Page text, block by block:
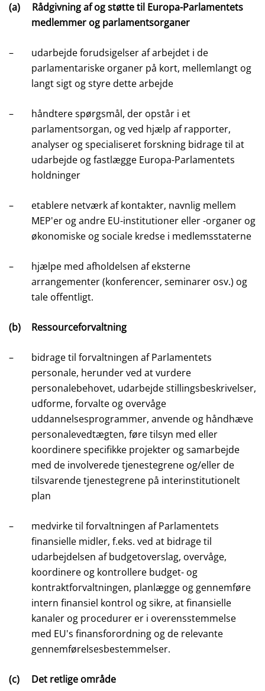
(a)
Rådgivning af og støtte til Europa-Parlamentets
medlemmer og parlamentsorganer
–
udarbejde forudsigelser af arbejdet i de
parlamentariske organer på kort, mellemlangt og
langt sigt og styre dette arbejde
–
håndtere spørgsmål, der opstår i et
parlamentsorgan, og ved hjælp af rapporter,
analyser og specialiseret forskning bidrage til at
udarbejde og fastlægge Europa-Parlamentets
holdninger
–
etablere netværk af kontakter, navnlig mellem
MEP'er og andre EU-institutioner eller -organer og
økonomiske og sociale kredse i medlemsstaterne
–
hjælpe med afholdelsen af eksterne
arrangementer (konferencer, seminarer osv.) og
tale offentligt.
(b) Ressourceforvaltning
–
bidrage til forvaltningen af Parlamentets
personale, herunder ved at vurdere
personalebehovet, udarbejde stillingsbeskrivelser,
udforme, forvalte og overvåge
uddannelsesprogrammer, anvende og håndhæve
personalevedtægten, føre tilsyn med eller
koordinere specifikke projekter og samarbejde
med de involverede tjenestegrene og/eller de
tilsvarende tjenestegrene på interinstitutionelt
plan
–
medvirke til forvaltningen af Parlamentets
finansielle midler, f.eks. ved at bidrage til
udarbejdelsen af budgetoverslag, overvåge,
koordinere og kontrollere budget- og
kontraktforvaltningen, planlægge og gennemføre
intern finansiel kontrol og sikre, at finansielle
kanaler og procedurer er i overensstemmelse
med EU's finansforordning og de relevante
gennemførelsesbestemmelser.
(c) Det retlige område